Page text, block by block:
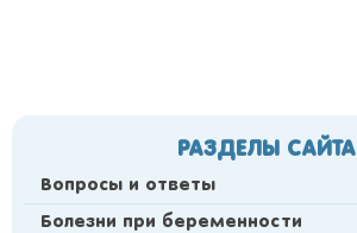
РАЗДЕЛЫ САЙТА
Вопросы и ответы
Болезни при беременности